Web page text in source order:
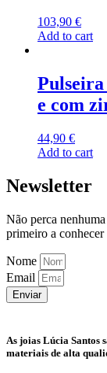
103,90 €
Add to cart
e com
44,90 €
Add to cart
Newsletter
Não perca
primeiro a conhecer
Nome
Email
Enviar
As joias Lúcia Santos
materiais de alta